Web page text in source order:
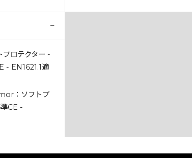
−
ロテクター -
- EN1621.1適
：ソフトプ
CE -